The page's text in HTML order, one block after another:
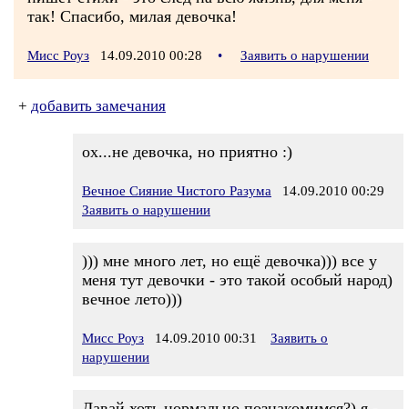
так! Спасибо, милая девочка!
Мисс Роуз 14.09.2010 00:28 • Заявить о нарушении
+ добавить замечания
ох...не девочка, но приятно :)
Вечное Сияние Чистого Разума 14.09.2010 00:29
Заявить о нарушении
))) мне много лет, но ещё девочка))) все у
меня тут девочки - это такой особый народ)
вечное лето)))
Мисс Роуз 14.09.2010 00:31
Заявить о
нарушении